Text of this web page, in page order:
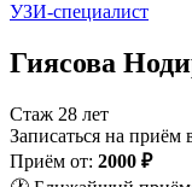
УЗИ-специалист
Гиясова
Стаж 28 лет
Записаться на приём
Приём от: 2000 ₽